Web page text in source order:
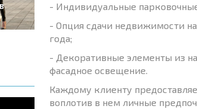
- Индивидуальные
- Опция сдачи недвижимости
года;
- Декоративные элементы из
фасадное освещение.
Каждому клиенту
воплотив в нем личные